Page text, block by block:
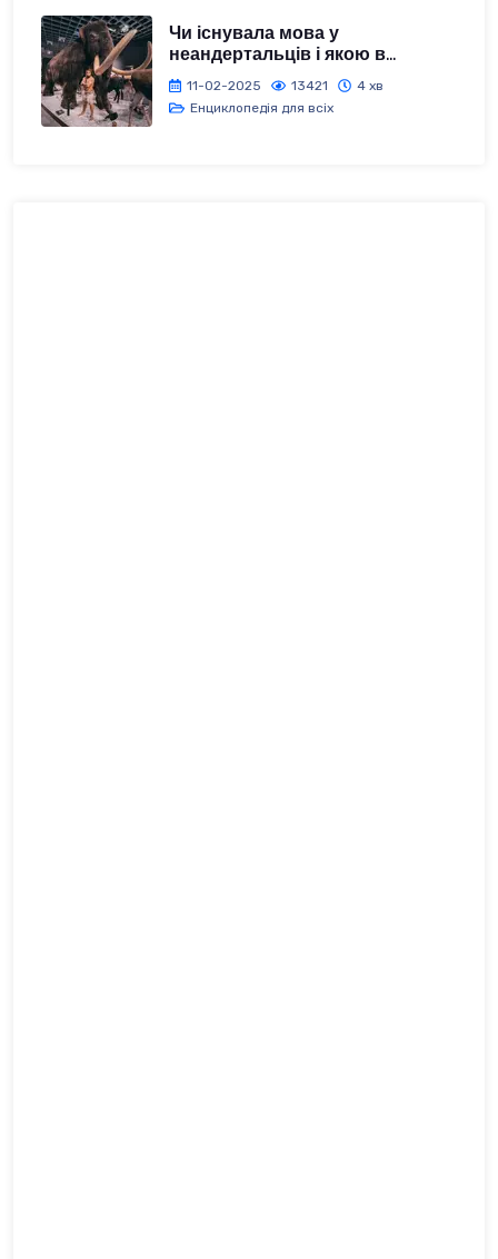
Чи існувала мова у
неандертальців і якою в...
11-02-2025 13421
4 хв
Енциклопедія для всіх